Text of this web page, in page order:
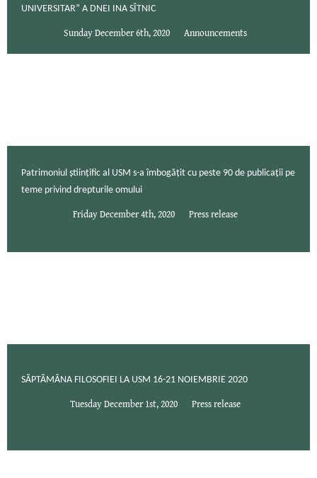
UNIVERSITAR” A DNEI INA SÎTNIC
Sunday December 6th, 2020 Announcements
Patrimoniul științific al USM s-a îmbogățit cu peste 90 de publicații pe
teme privind drepturile omului
Friday December 4th, 2020 Press release
SĂPTĂMÂNA FILOSOFIEI LA USM 16-21 NOIEMBRIE 2020
Tuesday December 1st, 2020 Press release